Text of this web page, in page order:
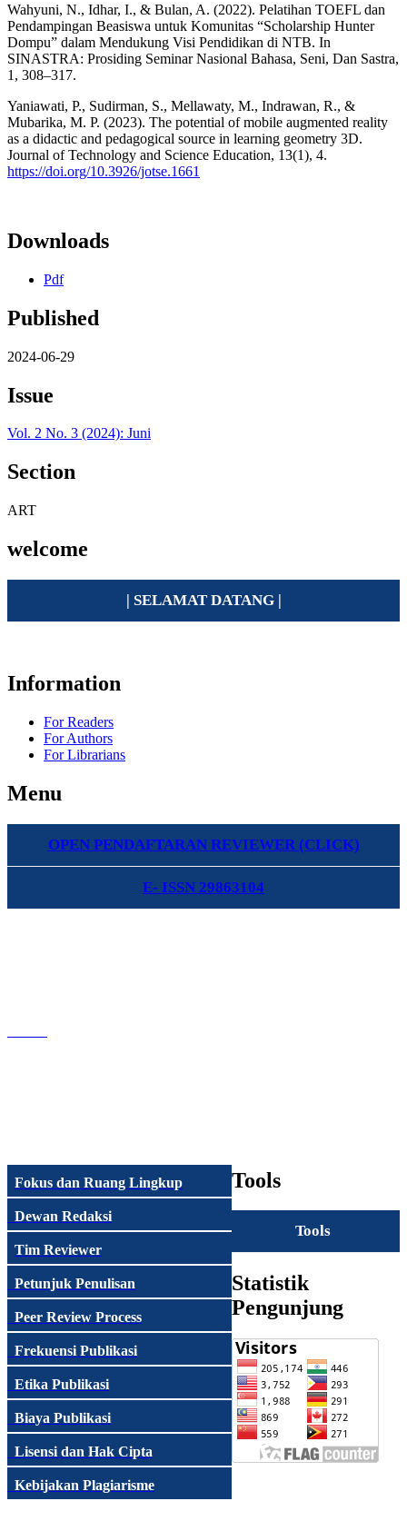
Wahyuni, N., Idhar, I., & Bulan, A. (2022). Pelatihan TOEFL dan
Pendampingan Beasiswa untuk Komunitas “Scholarship Hunter
Dompu” dalam Mendukung Visi Pendidikan di NTB. In
SINASTRA: Prosiding Seminar Nasional Bahasa, Seni, Dan Sastra,
1, 308–317.
Yaniawati, P., Sudirman, S., Mellawaty, M., Indrawan, R., &
Mubarika, M. P. (2023). The potential of mobile augmented reality
as a didactic and pedagogical source in learning geometry 3D.
Journal of Technology and Science Education, 13(1), 4.
https://doi.org/10.3926/jotse.1661
Downloads
Pdf
Published
2024-06-29
Issue
Vol. 2 No. 3 (2024): Juni
Section
ART
welcome
| SELAMAT DATANG |
Information
For Readers
For Authors
For Librarians
Menu
OPEN PENDAFTARAN REVIEWER (CLICK)
E- ISSN 29863104
Fokus dan Ruang Lingkup
Dewan Redaksi
Tim Reviewer
Petunjuk Penulisan
Peer Review Process
Frekuensi Publikasi
Etika Publikasi
Biaya Publikasi
Lisensi dan Hak Cipta
Kebijakan Plagiarisme
Tools
Tools
Statistik
Pengunjung